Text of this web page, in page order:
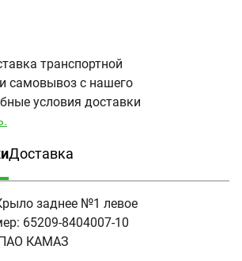
транспортной
самовывоз с нашего
условия доставки
Доставка
заднее №1 левое
65209-8404007-10
КАМАЗ